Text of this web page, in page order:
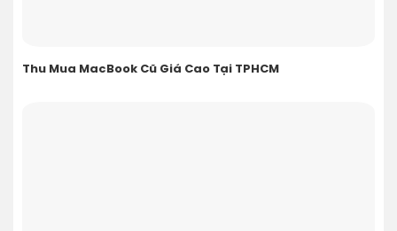
Thu Mua MacBook Cũ Giá Cao Tại TPHCM